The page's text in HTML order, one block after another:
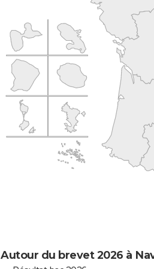
Autour du brevet 2026 à